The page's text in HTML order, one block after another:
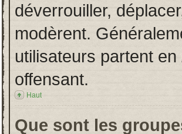
déverrouiller,
modèrent.
utilisateurs partent en
offensant.
Haut
Que sont les